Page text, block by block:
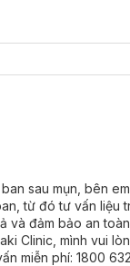
sau mụn, bên
từ đó tư vấn
và đảm bảo an
Clinic, mình vui
miễn phí: 1800